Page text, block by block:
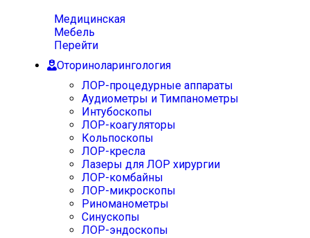
Медицинская
Мебель
Перейти
Оториноларингология
ЛОР-процедурные аппараты
Аудиометры и Тимпанометры
Интубоскопы
ЛОР-коагуляторы
Кольпоскопы
ЛОР-кресла
Лазеры для ЛОР хирургии
ЛОР-комбайны
ЛОР-микроскопы
Риноманометры
Синускопы
ЛОР-эндоскопы